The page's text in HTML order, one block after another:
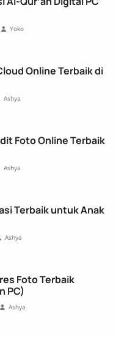
Yoko
Online Terbaik di
Ashya
Foto Online Terbaik
Ashya
Terbaik untuk Anak
Ashya
Foto Terbaik
PC)
Ashya